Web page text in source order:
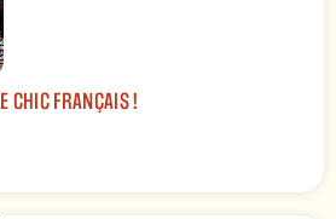
CHIC FRANÇAIS !